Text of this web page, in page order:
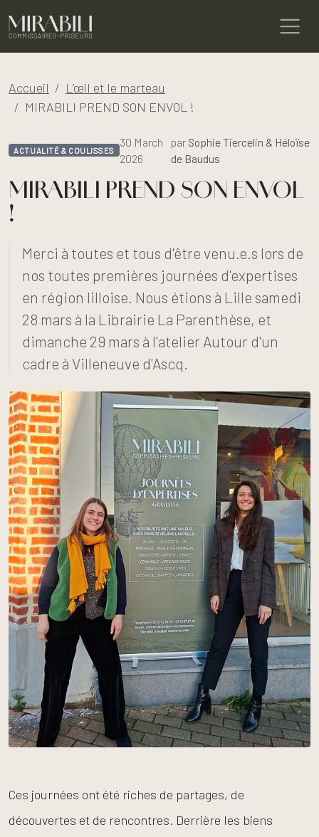
Accueil
L’œil et le marteau
MIRABILI PREND SON ENVOL !
ACTUALITÉ & COULISSES
30 March
2026
par Sophie Tiercelin & Héloïse
de Baudus
MIRABILI PREND SON ENVOL
!
Merci à toutes et tous d'être venu.e.s lors de
nos toutes premières journées d'expertises
en région lilloise. Nous étions à Lille samedi
28 mars à la Librairie La Parenthèse, et
dimanche 29 mars à l'atelier Autour d'un
cadre à Villeneuve d'Ascq.
Ces journées ont été riches de partages, de
découvertes et de rencontres. Derrière les biens